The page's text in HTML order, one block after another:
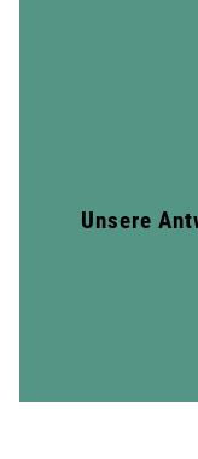
Unsere